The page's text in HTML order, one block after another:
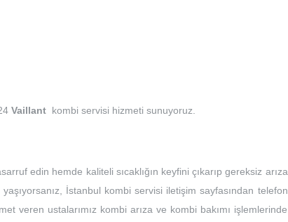
Vaillant kombi servisi hizmeti sunuyoruz.
edin hemde kaliteli sıcaklığın keyfini çıkarıp gereksiz arıza
İstanbul kombi servisi iletişim sayfasından telefon
veren ustalarımız kombi arıza ve kombi bakımı işlemlerinde